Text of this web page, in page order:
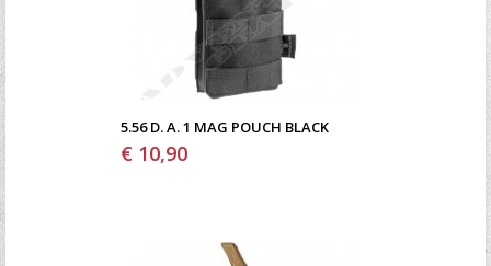
5.56 D. A. 1 MAG POUCH BLACK
€ 10,90